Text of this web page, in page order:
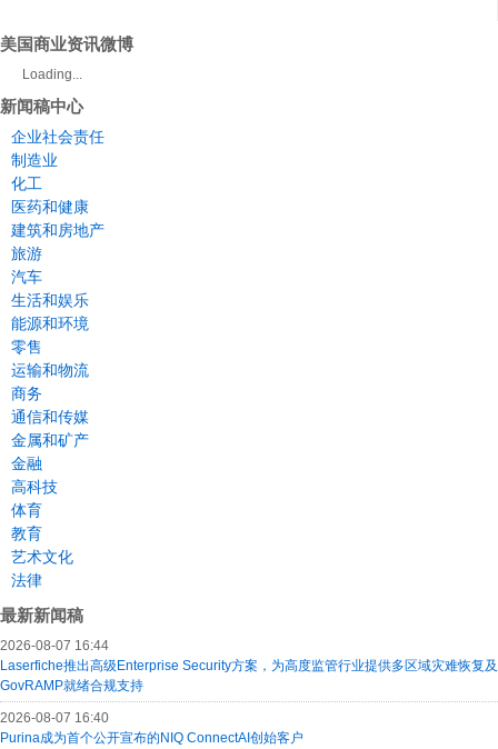
美国商业资讯微博
Loading...
新闻稿中心
企业社会责任
制造业
化工
医药和健康
建筑和房地产
旅游
汽车
生活和娱乐
能源和环境
零售
运输和物流
商务
通信和传媒
金属和矿产
金融
高科技
体育
教育
艺术文化
法律
最新新闻稿
2026-08-07 16:44
Laserfiche推出高级Enterprise Security方案，为高度监管行业提供多区域灾难恢复及
GovRAMP就绪合规支持
2026-08-07 16:40
Purina成为首个公开宣布的NIQ ConnectAI创始客户